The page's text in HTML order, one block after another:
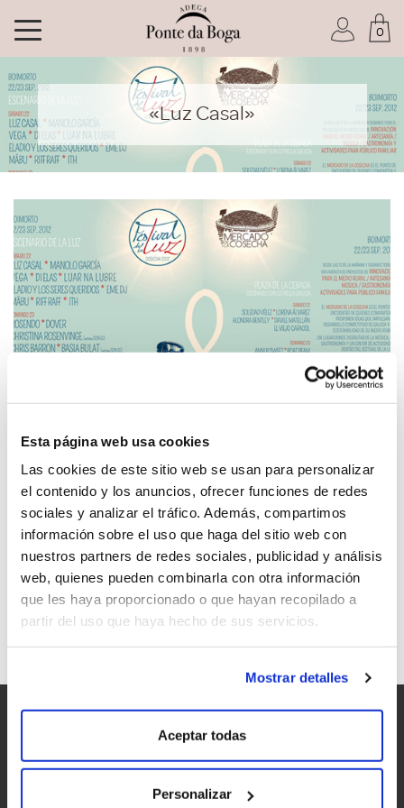
Esta página web usa cookies
Las cookies de este sitio web se usan para personalizar
el contenido y los anuncios, ofrecer funciones de redes
sociales y analizar el tráfico. Además, compartimos
información sobre el uso que haga del sitio web con
nuestros partners de redes sociales, publicidad y análisis
web, quienes pueden combinarla con otra información
que les haya proporcionado o que hayan recopilado a
partir del uso que haya hecho de sus servicios.
Mostrar detalles
Aceptar todas
Personalizar
Soy socio del Club
He olvidado mi contraseña
ACCEDER
0
«Luz Casal»
FESTIVAL DE LA LUZ: UN EVENTO
SOLIDARIO, UN COMPROMISO CON EL
RURAL GALLEGO Y CON LA LUCHA
CONTRA EL CÁNCER